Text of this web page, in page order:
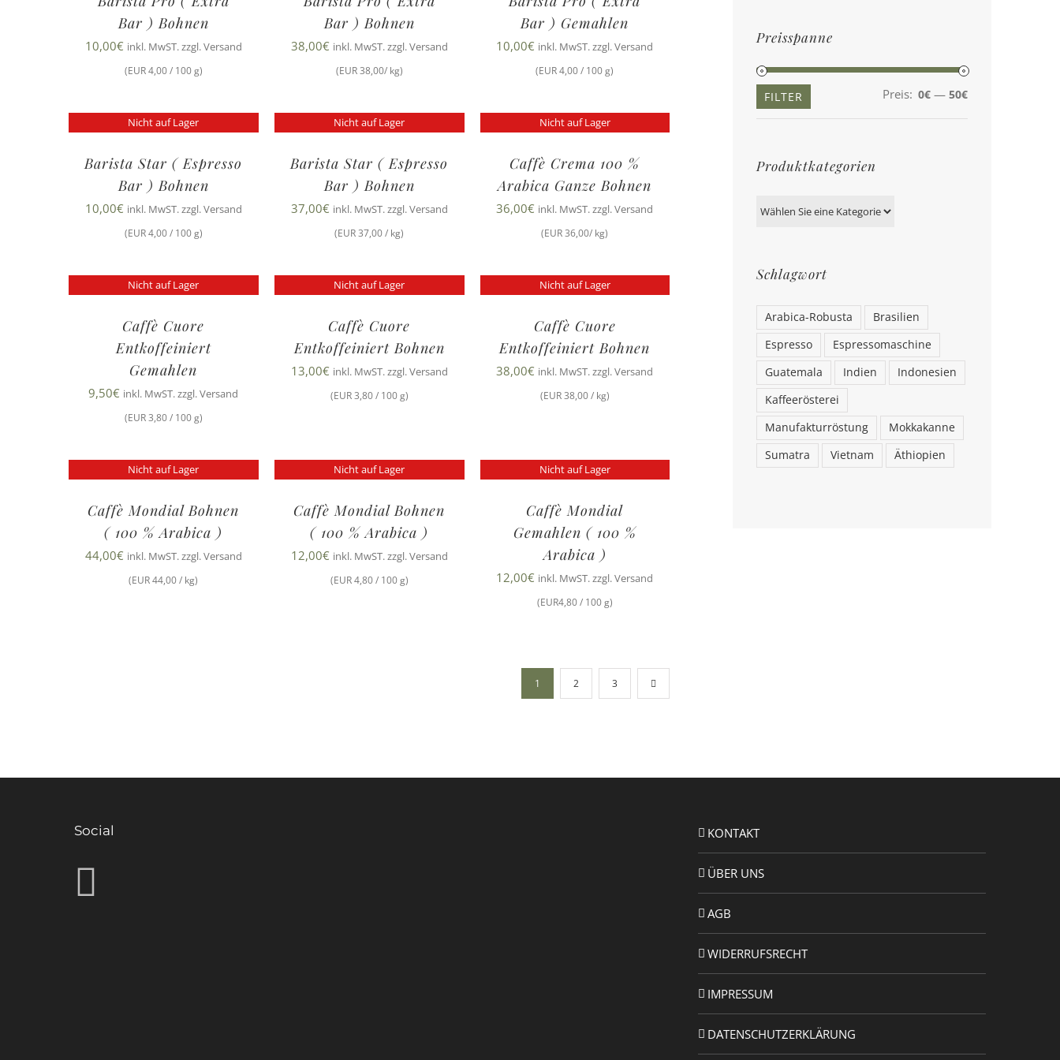
Bar ) Bohnen
10,00€ inkl. MwST. zzgl. Versand
(EUR 4,00 / 100 g)
Bar ) Bohnen
38,00€ inkl. MwST. zzgl. Versand
(EUR 38,00/ kg)
Bar ) Gemahlen
10,00€ inkl. MwST. zzgl. Versand
(EUR 4,00 / 100 g)
Nicht auf Lager
Barista Star ( Espresso
Bar ) Bohnen
10,00€ inkl. MwST. zzgl. Versand
(EUR 4,00 / 100 g)
Nicht auf Lager
Barista Star ( Espresso
Bar ) Bohnen
37,00€ inkl. MwST. zzgl. Versand
(EUR 37,00 / kg)
Nicht auf Lager
Caffè Crema 100 %
Arabica Ganze Bohnen
36,00€ inkl. MwST. zzgl. Versand
(EUR 36,00/ kg)
Nicht auf Lager
Caffè Cuore
Entkoffeiniert
Gemahlen
9,50€ inkl. MwST. zzgl. Versand
(EUR 3,80 / 100 g)
Nicht auf Lager
Caffè Cuore
Entkoffeiniert Bohnen
13,00€ inkl. MwST. zzgl. Versand
(EUR 3,80 / 100 g)
Nicht auf Lager
Caffè Cuore
Entkoffeiniert Bohnen
38,00€ inkl. MwST. zzgl. Versand
(EUR 38,00 / kg)
Nicht auf Lager
Caffè Mondial Bohnen
( 100 % Arabica )
44,00€ inkl. MwST. zzgl. Versand
(EUR 44,00 / kg)
Nicht auf Lager
Caffè Mondial Bohnen
( 100 % Arabica )
12,00€ inkl. MwST. zzgl. Versand
(EUR 4,80 / 100 g)
Nicht auf Lager
Caffè Mondial
Gemahlen ( 100 %
Arabica )
12,00€ inkl. MwST. zzgl. Versand
(EUR4,80 / 100 g)
1 2 3
Preisspanne
Min.
Preis
Max.
Preis
FILTER Preis: 0€ — 50€
Produktkategorien
Schlagwort
Arabica-Robusta
Brasilien
Espresso
Espressomaschine
Guatemala
Indien
Indonesien
Kaffeerösterei
Manufakturröstung
Mokkakanne
Sumatra
Vietnam Äthiopien
Social KONTAKT
ÜBER UNS
AGB
WIDERRUFSRECHT
IMPRESSUM
DATENSCHUTZERKLÄRUNG